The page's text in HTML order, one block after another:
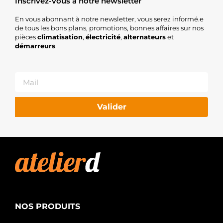
En vous abonnant à notre newsletter, vous serez informé.e
de tous les bons plans, promotions, bonnes affaires sur nos
piècesclimatisation, électricité, alternateurset
démarreurs.
Valider
NOS PRODUITS